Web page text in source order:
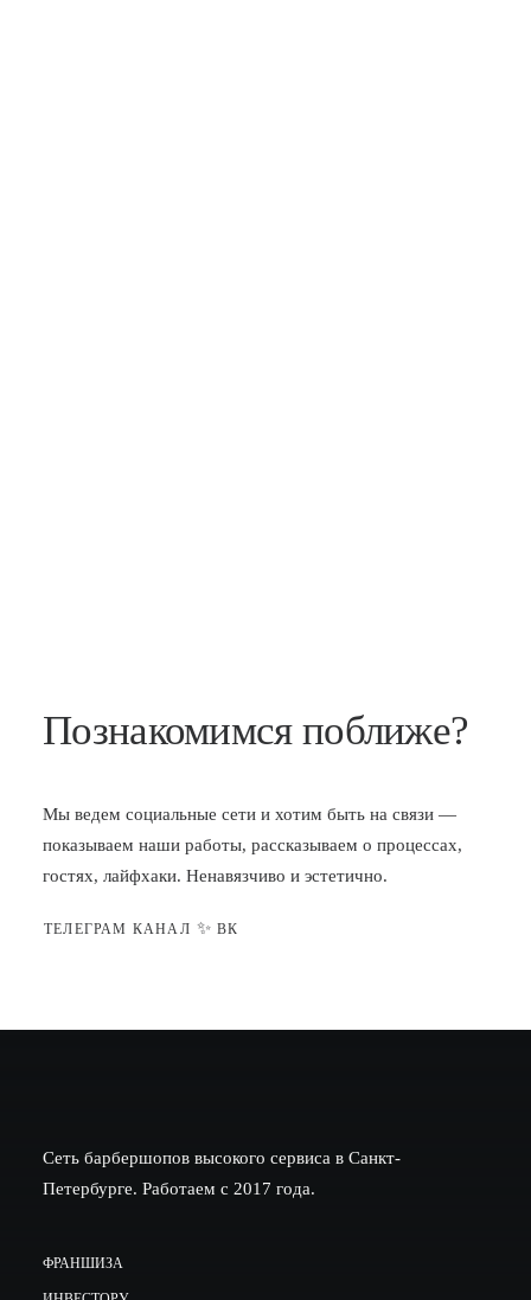
Познакомимся поближе?
Мы ведем социальные сети и хотим быть на связи —
показываем наши работы, рассказываем о процессах,
гостях, лайфхаки. Ненавязчиво и эстетично.
ТЕЛЕГРАМ КАНАЛ ✨ ВК
Сеть барбершопов высокого сервиса в Санкт-
Петербурге. Работаем с 2017 года.
ФРАНШИЗА